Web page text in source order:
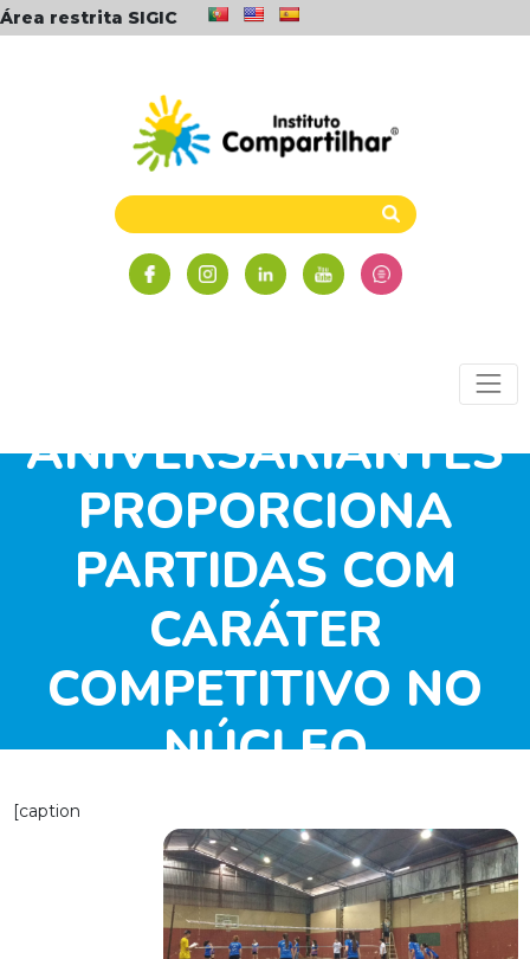
Área restrita SIGIC
ANIVERSARIANTES
PROPORCIONA
PARTIDAS COM
CARÁTER
COMPETITIVO NO
NÚCLEO
GUARAPUAVA/PR
[caption